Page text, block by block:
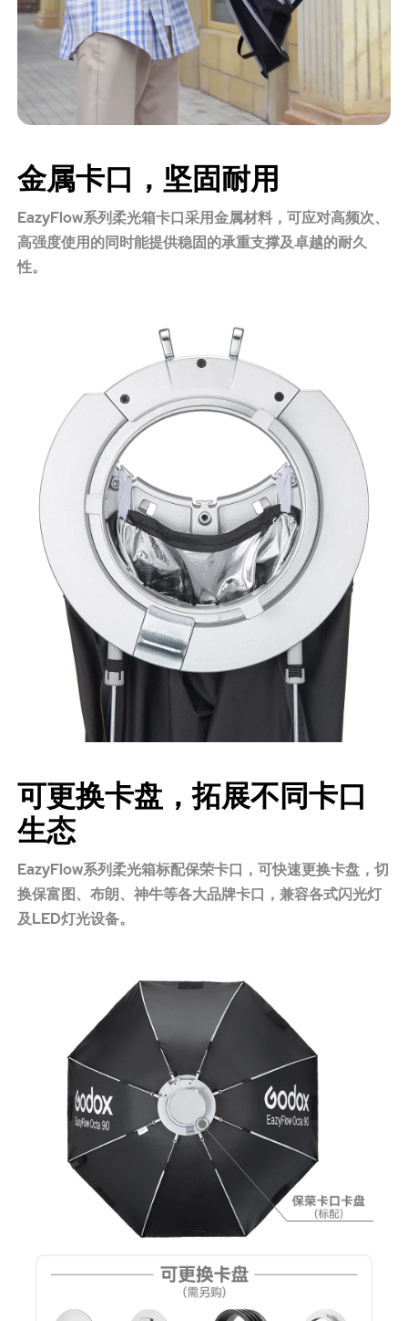
金属卡口，坚固耐用
EazyFlow系列柔光箱卡口采用金属材料，可应对高频次、
高强度使用的同时能提供稳固的承重支撑及卓越的耐久
性。
可更换卡盘，拓展不同卡口
生态
EazyFlow系列柔光箱标配保荣卡口，可快速更换卡盘，切
换保富图、布朗、神牛等各大品牌卡口，兼容各式闪光灯
及LED灯光设备。